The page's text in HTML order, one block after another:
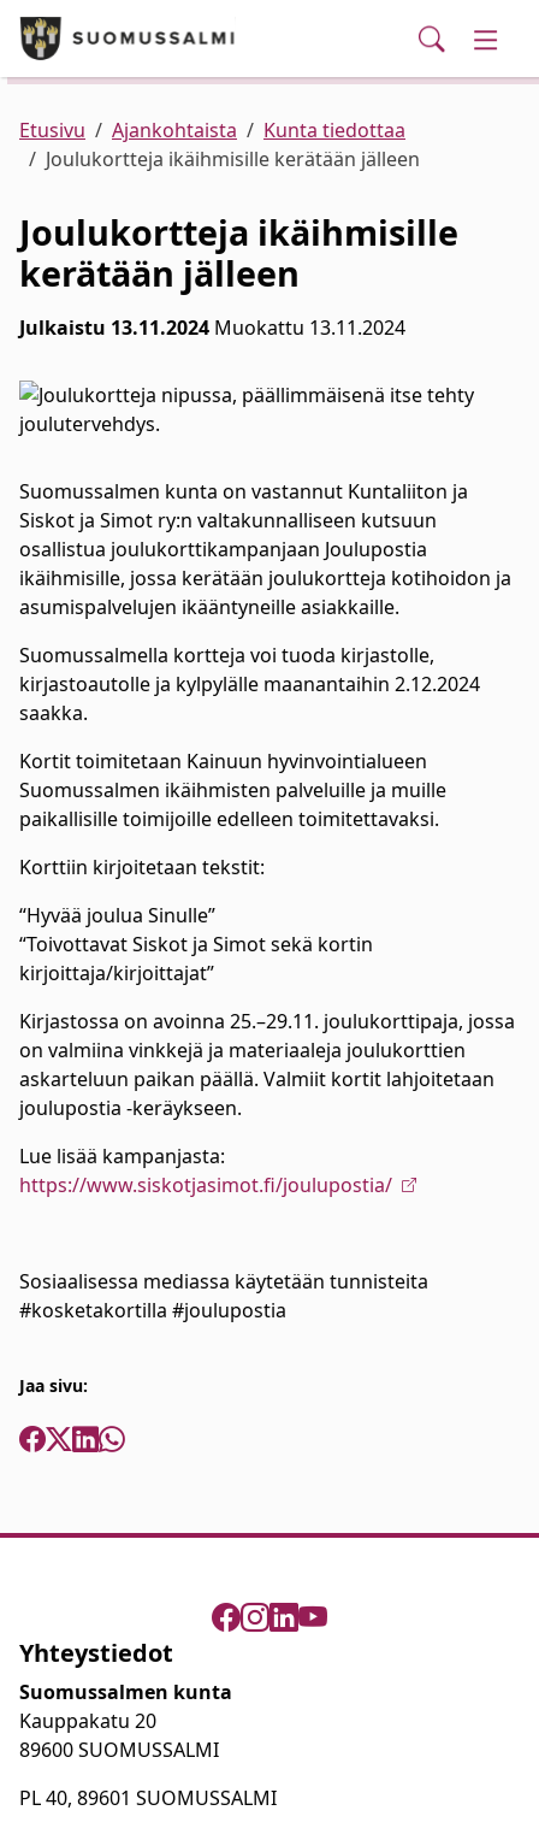
Siirry pääsisältöön
Puhelinluettelo/yhteystiedot
Palvelut
Ajankohtaista
Verkkokauppa
Haku
Kunta ja hallinto
Asuminen ja ympäristö
Elinvoima
Kulttuuri, vapaa-aika ja nuoret
Etusivu Ajankohtaista
Kunta tiedottaa
Joulukortteja ikäihmisille kerätään jälleen
Joulukortteja ikäihmisille
kerätään jälleen
Julkaistu 13.11.2024 Muokattu 13.11.2024
Suomussalmen kunta on vastannut Kuntaliiton ja
Siskot ja Simot ry:n valtakunnalliseen kutsuun
osallistua joulukorttikampanjaan Joulupostia
ikäihmisille, jossa kerätään joulukortteja kotihoidon ja
asumispalvelujen ikääntyneille asiakkaille.
Suomussalmella kortteja voi tuoda kirjastolle,
kirjastoautolle ja kylpylälle maanantaihin 2.12.2024
saakka.
Kortit toimitetaan Kainuun hyvinvointialueen
Suomussalmen ikäihmisten palveluille ja muille
paikallisille toimijoille edelleen toimitettavaksi.
Korttiin kirjoitetaan tekstit:
“Hyvää joulua Sinulle”
“Toivottavat Siskot ja Simot sekä kortin
kirjoittaja/kirjoittajat”
Kirjastossa on avoinna 25.–29.11. joulukorttipaja, jossa
on valmiina vinkkejä ja materiaaleja joulukorttien
askarteluun paikan päällä. Valmiit kortit lahjoitetaan
joulupostia -keräykseen.
Lue lisää kampanjasta:
https://www.siskotjasimot.fi/joulupostia/
Sosiaalisessa mediassa käytetään tunnisteita
#kosketakortilla #joulupostia
Jaa sivu:
Yhteystiedot
Suomussalmen kunta
Kauppakatu 20
89600 SUOMUSSALMI
PL 40, 89601 SUOMUSSALMI